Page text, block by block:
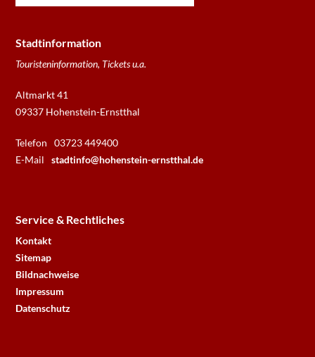
Stadtinformation
Touristeninformation, Tickets u.a.
Altmarkt 41
09337 Hohenstein-Ernstthal
Telefon
03723 449400
E-Mail
stadtinfo@hohenstein-ernstthal.de
Service & Rechtliches
Kontakt
Sitemap
Bildnachweise
Impressum
Datenschutz